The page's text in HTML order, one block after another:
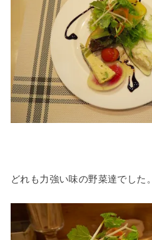
どれも力強い味の野菜達でした。